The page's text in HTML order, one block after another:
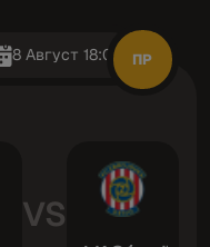
8 Август 18:00 ПР
VS